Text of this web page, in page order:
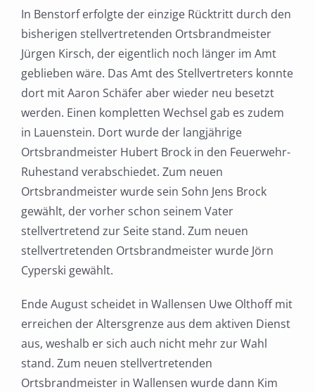
In Benstorf erfolgte der einzige Rücktritt durch den
bisherigen stellvertretenden Ortsbrandmeister
Jürgen Kirsch, der eigentlich noch länger im Amt
geblieben wäre. Das Amt des Stellvertreters konnte
dort mit Aaron Schäfer aber wieder neu besetzt
werden. Einen kompletten Wechsel gab es zudem
in Lauenstein. Dort wurde der langjährige
Ortsbrandmeister Hubert Brock in den Feuerwehr-
Ruhestand verabschiedet. Zum neuen
Ortsbrandmeister wurde sein Sohn Jens Brock
gewählt, der vorher schon seinem Vater
stellvertretend zur Seite stand. Zum neuen
stellvertretenden Ortsbrandmeister wurde Jörn
Cyperski gewählt.
Ende August scheidet in Wallensen Uwe Olthoff mit
erreichen der Altersgrenze aus dem aktiven Dienst
aus, weshalb er sich auch nicht mehr zur Wahl
stand. Zum neuen stellvertretenden
Ortsbrandmeister in Wallensen wurde dann Kim